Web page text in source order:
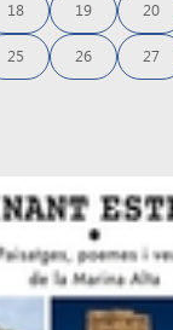
18 19 20
25 26 27